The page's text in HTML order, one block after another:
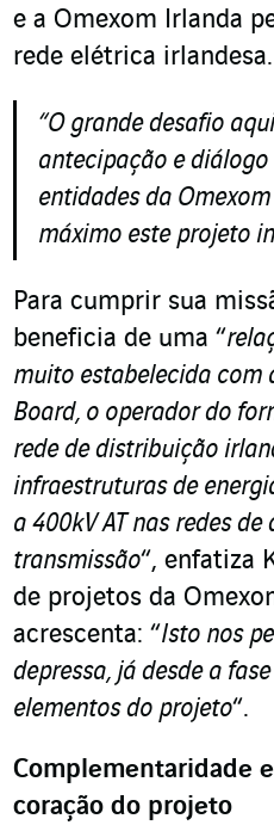
e a Omexom Irlanda
rede elétrica irlandesa.
“O grande desafio
antecipação e
entidades da
máximo este projeto
Para cumprir sua
beneficia de uma “
muito estabelecida com
Board, o operador do
rede de distribuição
infraestruturas de
a 400kV AT nas redes
transmissão“, enfatiza
de projetos da
acrescenta: “Isto nos
depressa, já desde a
elementos do projeto“.
Complementaridade
coração do projeto